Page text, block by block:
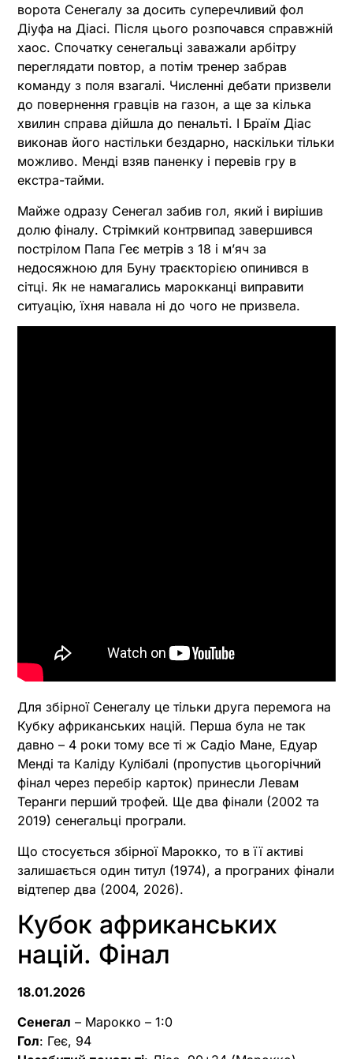
ворота Сенегалу за досить суперечливий фол
Діуфа на Діасі. Після цього розпочався справжній
хаос. Спочатку сенегальці заважали арбітру
переглядати повтор, а потім тренер забрав
команду з поля взагалі. Численні дебати призвели
до повернення гравців на газон, а ще за кілька
хвилин справа дійшла до пенальті. І Браїм Діас
виконав його настільки бездарно, наскільки тільки
можливо. Менді взяв паненку і перевів гру в
екстра-тайми.
Майже одразу Сенегал забив гол, який і вирішив
долю фіналу. Стрімкий контрвипад завершився
пострілом Папа Геє метрів з 18 і мʼяч за
недосяжною для Буну траєкторією опинився в
сітці. Як не намагались марокканці виправити
ситуацію, їхня навала ні до чого не призвела.
Для збірної Сенегалу це тільки друга перемога на
Кубку африканських націй. Перша була не так
давно – 4 роки тому все ті ж Садіо Мане, Едуар
Менді та Каліду Кулібалі (пропустив цьогорічний
фінал через перебір карток) принесли Левам
Теранги перший трофей. Ще два фінали (2002 та
2019) сенегальці програли.
Що стосується збірної Марокко, то в її активі
залишається один титул (1974), а програних фінали
відтепер два (2004, 2026).
Кубок африканських
націй. Фінал
18.01.2026
Сенегал – Марокко – 1:0
Гол: Геє, 94